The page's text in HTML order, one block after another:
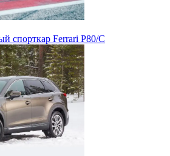
спорткар Ferrari P80/C